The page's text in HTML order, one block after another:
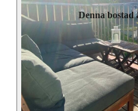
Denna bostad